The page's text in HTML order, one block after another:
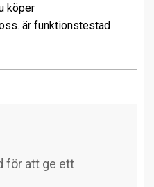
köper
är funktionstestad